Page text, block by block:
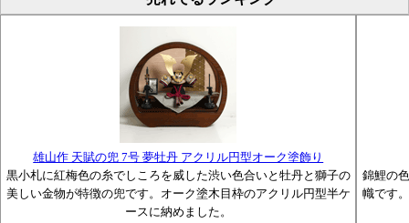
雄山作 天賦の兜 7号 夢牡丹 アクリル円型オーク塗飾り
黒小札に紅梅色の糸でしころを威した渋い色合いと牡丹と獅子の
美しい金物が特徴の兜です。オーク塗木目枠のアクリル円型半ケ
ースに納めました。
錦鯉の
幟です